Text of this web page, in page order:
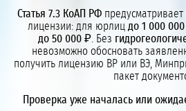
Статья 7.3 КоАП РФ
лицензии: для юрлиц до 1 000
до 50 000 ₽ . Без
невозможно обосновать
получить лицензию ВР или ВЭ,
пакет
Проверка уже началась или